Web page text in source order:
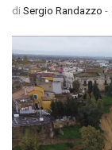
di Sergio Randazzo -